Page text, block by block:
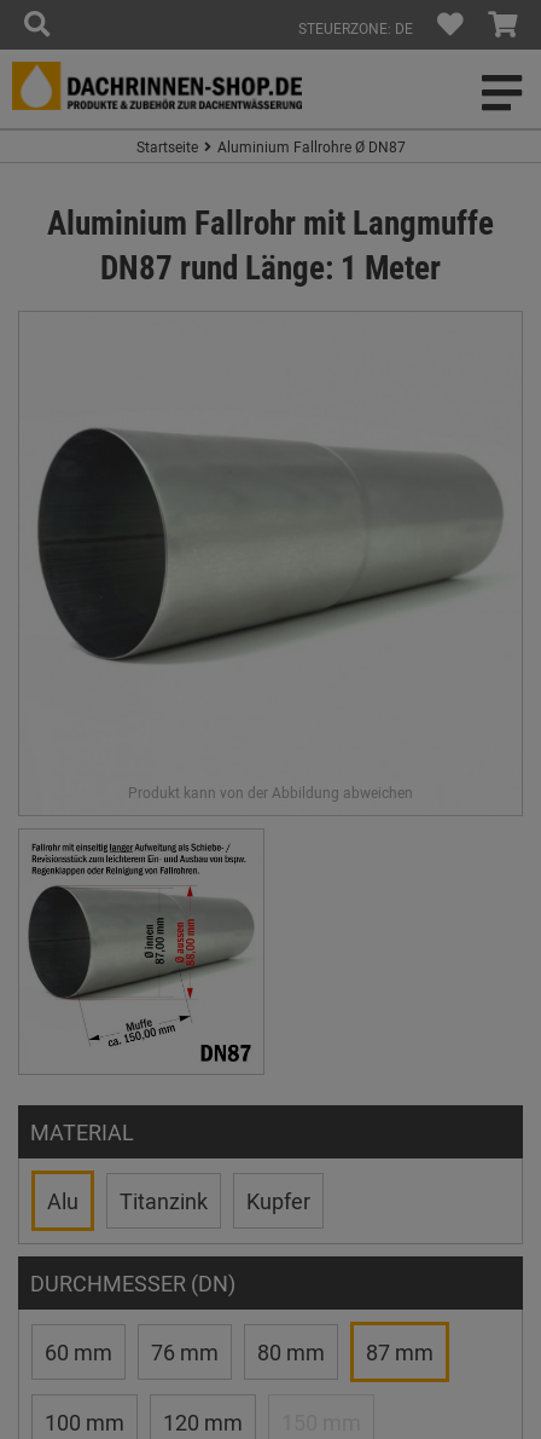
STEUERZONE: DE
Startseite Aluminium Fallrohre Ø DN87
Aluminium Fallrohr mit Langmuffe
DN87 rund Länge: 1 Meter
MATERIAL
Alu Titanzink Kupfer
DURCHMESSER (DN)
60 mm 76 mm 80 mm 87 mm
100 mm 120 mm